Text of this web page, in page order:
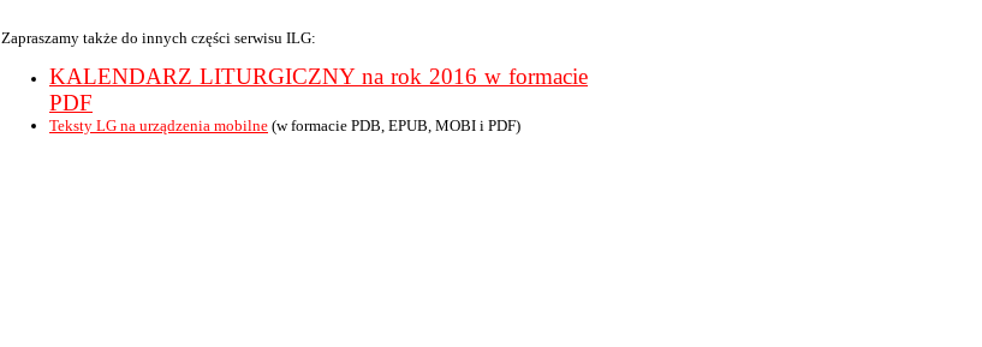
Zapraszamy także do innych części serwisu ILG:
KALENDARZ LITURGICZNY na rok 2016 w formacie
PDF
Teksty LG na urządzenia mobilne (w formacie PDB, EPUB, MOBI i PDF)